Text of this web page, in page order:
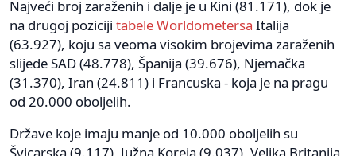
Najveći broj zaraženih i dalje je u Kini (81.171), dok je
na drugoj poziciji tabele Worldometersa Italija
(63.927), koju sa veoma visokim brojevima zaraženih
slijede SAD (48.778), Španija (39.676), Njemačka
(31.370), Iran (24.811) i Francuska - koja je na pragu
od 20.000 oboljelih.
Države koje imaju manje od 10.000 oboljelih su
Švicarska (9.117), Južna Koreja (9.037), Velika Britanija